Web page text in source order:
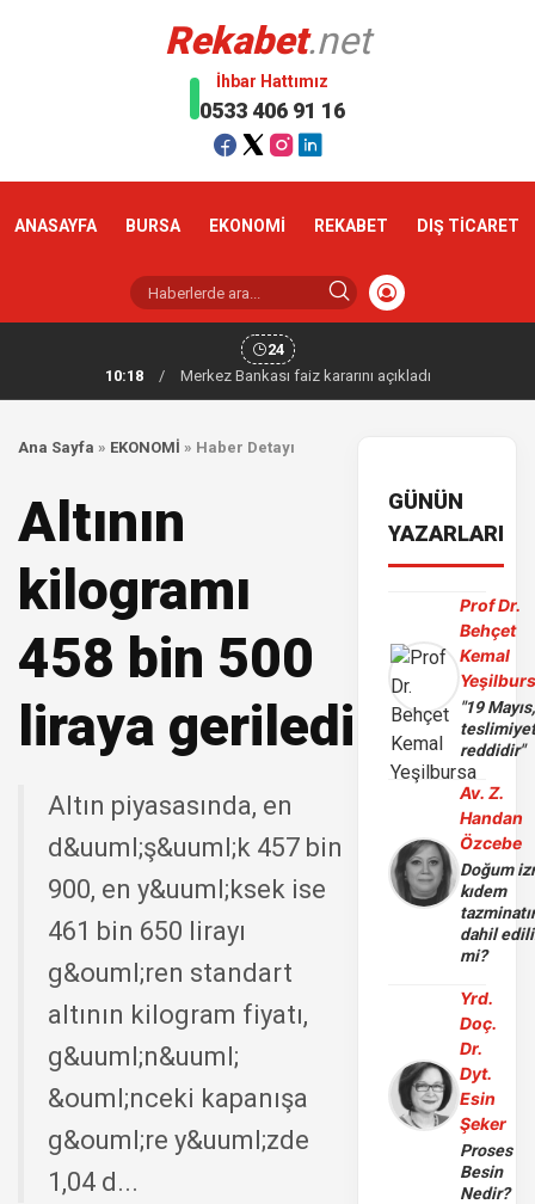
Rekabet.net
İhbar Hattımız
0533 406 91 16
ANASAYFA BURSA EKONOMİ REKABET DIŞ TİCARET
24
10:18
/ Merkez Bankası faiz kararını açıkladı
Ana Sayfa » EKONOMİ » Haber Detayı
Altının
kilogramı
458 bin 500
liraya geriledi
Altın piyasasında, en
d&uuml;ş&uuml;k 457 bin
900, en y&uuml;ksek ise
461 bin 650 lirayı
g&ouml;ren standart
altının kilogram fiyatı,
g&uuml;n&uuml;
&ouml;nceki kapanışa
g&ouml;re y&uuml;zde
1,04 d...
GÜNÜN
YAZARLARI
Prof Dr.
Behçet
Kemal
"19 Mayıs,
reddidir"
Av. Z.
Handan
Özcebe
Doğum
kıdem
dahil
mi?
Yrd.
Doç.
Dr.
Dyt.
Esin
Şeker
Proses
Besin
Nedir?